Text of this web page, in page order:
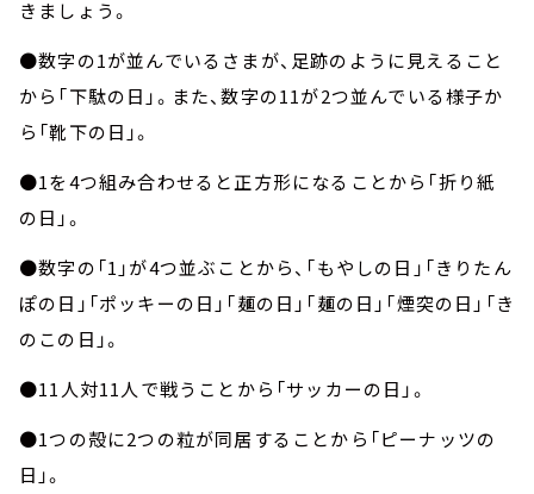
きましょう。
●数字の1が並んでいるさまが、足跡のように見えること
から「下駄の日」。また、数字の11が2つ並んでいる様子か
ら「靴下の日」。
●1を4つ組み合わせると正方形になることから「折り紙
の日」。
●数字の「1」が4つ並ぶことから、「もやしの日」「きりたん
ぽの日」「ポッキーの日」「麺の日」「麺の日」「煙突の日」「き
のこの日」。
●11人対11人で戦うことから「サッカーの日」。
●1つの殻に2つの粒が同居することから「ピーナッツの
日」。